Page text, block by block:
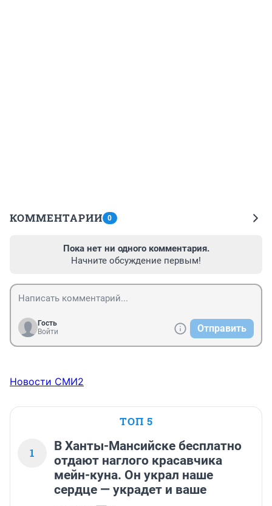
КОММЕНТАРИИ 0
Пока нет ни одного комментария.
Начните обсуждение первым!
Гость
Войти
Отправить
Новости СМИ2
ТОП 5
1
В Ханты-Мансийске бесплатно
отдают наглого красавчика
мейн-куна. Он украл наше
сердце — украдет и ваше